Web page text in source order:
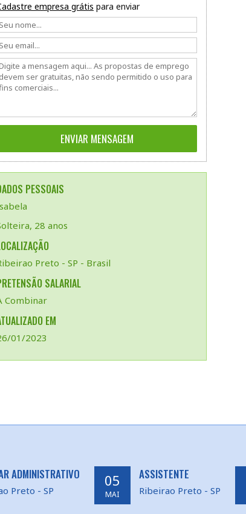
empresa grátis para enviar
PESSOAIS
28 anos
Preto - SP - Brasil
SALARIAL
Combinar
EM
01/2023
ADMINISTRATIVO
Preto - SP
05
MAI
ASSISTENTE
Ribeirao Preto - SP